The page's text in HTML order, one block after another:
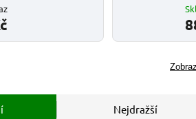
Nejdražší